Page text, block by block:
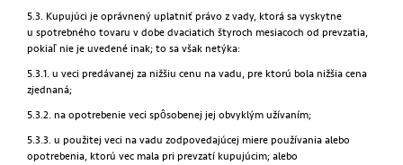
5.3. Kupujúci je oprávnený uplatniť právo z vady, ktorá sa vyskytne
u spotrebného tovaru v dobe dvaciatich štyroch mesiacoch od prevzatia,
pokiaľ nie je uvedené inak; to sa však netýka:
5.3.1. u veci predávanej za nižšiu cenu na vadu, pre ktorú bola nižšia cena
zjednaná;
5.3.2. na opotrebenie veci spôsobenej jej obvyklým užívaním;
5.3.3. u použitej veci na vadu zodpovedajúcej miere používania alebo
opotrebenia, ktorú vec mala pri prevzatí kupujúcim; alebo